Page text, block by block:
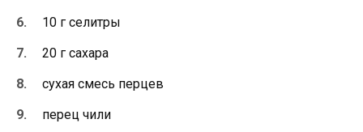
10 г селитры
20 г сахара
сухая смесь перцев
перец чили